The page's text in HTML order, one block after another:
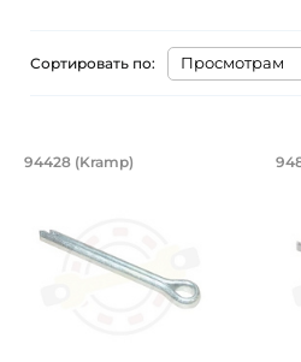
Сортировать по:
Шплинт прямой
94428 (Kramp)